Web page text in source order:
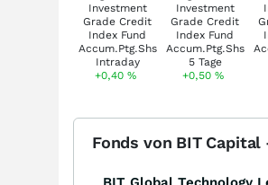
+0,40% +0,50%
Fonds von BIT